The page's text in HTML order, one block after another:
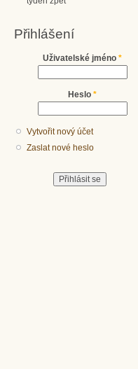
Přihlášení
Uživatelské jméno *
Heslo *
Vytvořit nový účet
Zaslat nové heslo